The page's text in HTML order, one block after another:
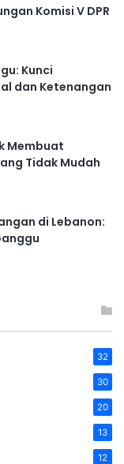
Komisi V DPR
Kunci
dan Ketenangan
Membuat
Tidak Mudah
di Lebanon:
32
30
20
13
12